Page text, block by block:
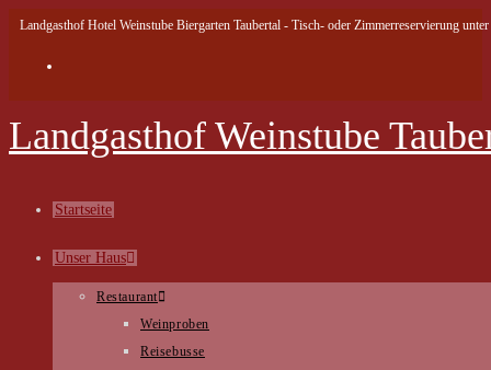
Landgasthof Hotel Weinstube Biergarten Taubertal - Tisch- oder Zimmerreservierung
Landgasthof Weinstube
Startseite
Unser Haus
Restaurant
Weinproben
Reisebusse